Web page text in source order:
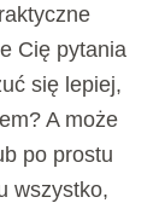
Cię pytania
się lepiej,
A może
po prostu
wszystko,